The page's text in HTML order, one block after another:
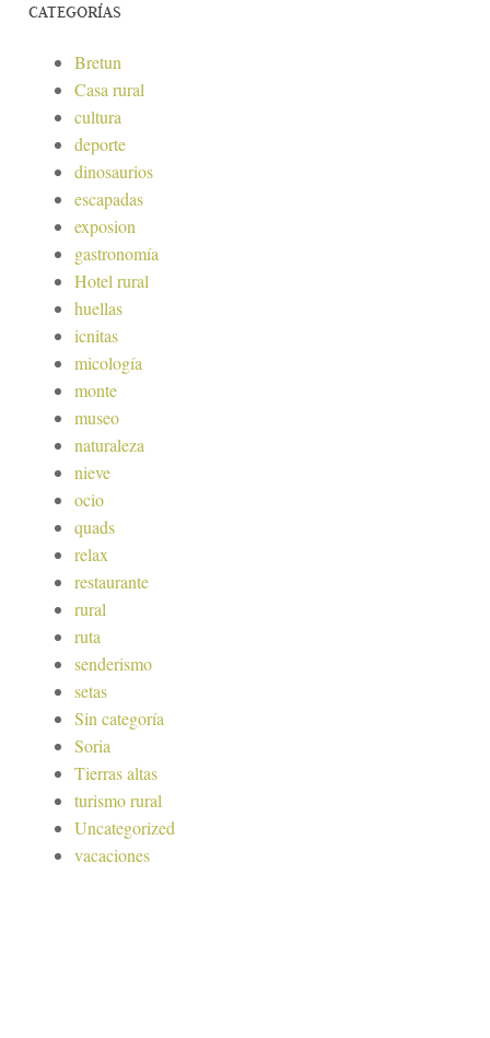
CATEGORÍAS
Bretun
Casa rural
cultura
deporte
dinosaurios
escapadas
exposion
gastronomía
Hotel rural
huellas
icnitas
micología
monte
museo
naturaleza
nieve
ocio
quads
relax
restaurante
rural
ruta
senderismo
setas
Sin categoría
Soria
Tierras altas
turismo rural
Uncategorized
vacaciones